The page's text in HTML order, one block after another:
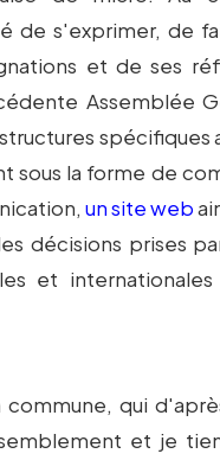
de s'exprimer, de
et de ses
Assemblée
spécifiques
sous la forme de
un site web
décisions prises
et
qui
et je